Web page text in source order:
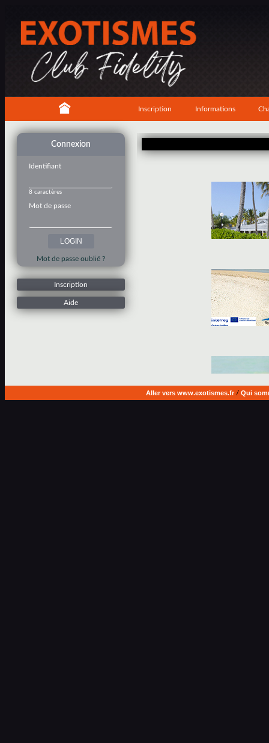
Inscription Informations
Connexion
Identifiant
8 caractères
Mot de passe
Mot de passe oublié ?
Inscription
Aide
Aller vers www.exotismes.fr/ Qui